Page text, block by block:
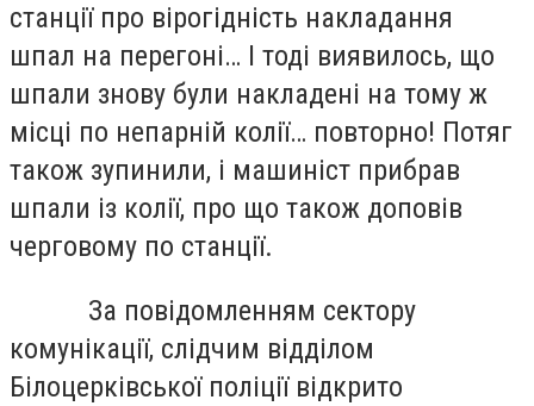
станції про вірогідність накладання
шпал на перегоні… І тоді виявилось, що
шпали знову були накладені на тому ж
місці по непарній колії… повторно! Потяг
також зупинили, і машиніст прибрав
шпали із колії, про що також доповів
черговому по станції.
За повідомленням сектору
комунікації, слідчим відділом
Білоцерківської поліції відкрито